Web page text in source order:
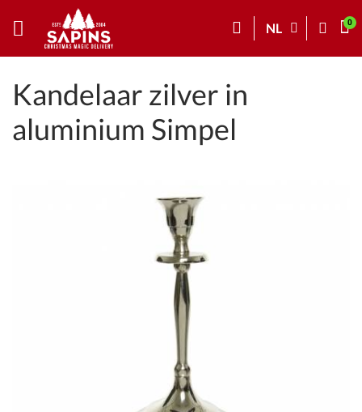
NL
Kandelaar zilver in
aluminium Simpel